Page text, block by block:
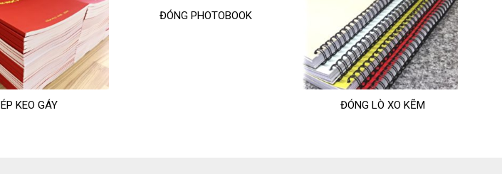
ÉP KEO GÁY
ĐÓNG PHOTOBOOK
ĐÓNG LÒ XO KẼM